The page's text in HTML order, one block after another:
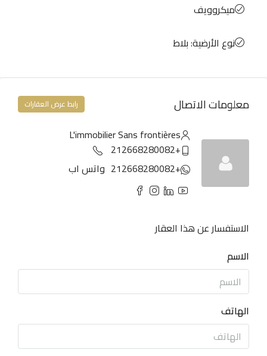
ميكروويف
نوع الأرضية: بلاط
معلومات الاتصال رابط عرض العقارات
L'immobilier Sans frontières
+212668280082
+212668280082
واتس اب
الاستفسار عن هذا العقار
الاسم
الهاتف